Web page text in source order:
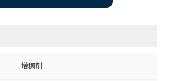
增稠剂